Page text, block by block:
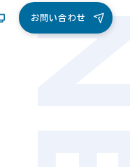
お問い合わせ